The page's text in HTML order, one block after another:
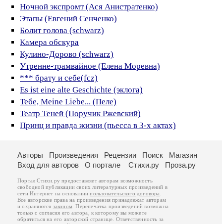
Ночной экспромт (Ася Aнистратенко)
Этапы (Евгений Сенченко)
Болит голова (schwarz)
Камера обскура
Кулино-Дорово (schwarz)
Утренне-трамвайное (Елена Моревна)
*** брату и себе(fcz)
Es ist eine alte Geschichte (эклога)
Тебе, Meine Liebe... (Пеле)
Театр Теней (Поручик Ржевский)
Принц и правда жизни (пьесса в 3-х актах)
Авторы Произведения Рецензии Поиск
Магазин
Вход для авторов
О портале Стихи.ру Проза.ру
Портал Стихи.ру предоставляет авторам возможность
свободной публикации своих литературных произведений в
сети Интернет на основаниипользовательского договора
Все авторские права на произведения принадлежат авторам
и охраняются законом . Перепечатка произведений возможна
только с согласия его автора, к которому вы можете
обратиться на его авторской странице. Ответственность за